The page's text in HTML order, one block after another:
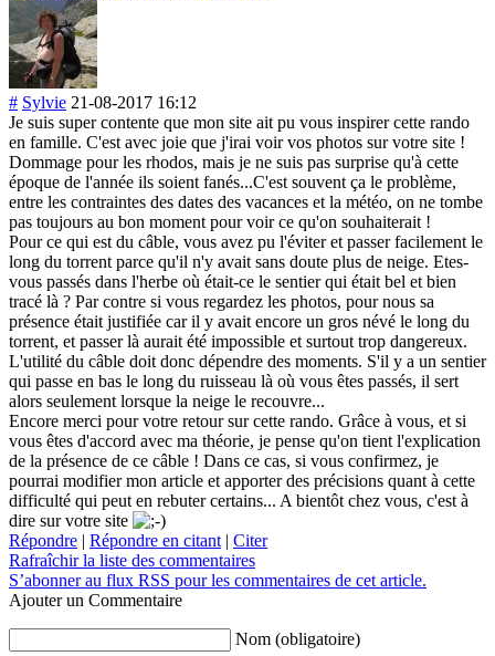
# Sylvie 21-08-2017 16:12
Je suis super contente que mon site ait pu vous inspirer cette rando
en famille. C'est avec joie que j'irai voir vos photos sur votre site !
Dommage pour les rhodos, mais je ne suis pas surprise qu'à cette
époque de l'année ils soient fanés...C'est souvent ça le problème,
entre les contraintes des dates des vacances et la météo, on ne tombe
pas toujours au bon moment pour voir ce qu'on souhaiterait !
Pour ce qui est du câble, vous avez pu l'éviter et passer facilement le
long du torrent parce qu'il n'y avait sans doute plus de neige. Etes-
vous passés dans l'herbe où était-ce le sentier qui était bel et bien
tracé là ? Par contre si vous regardez les photos, pour nous sa
présence était justifiée car il y avait encore un gros névé le long du
torrent, et passer là aurait été impossible et surtout trop dangereux.
L'utilité du câble doit donc dépendre des moments. S'il y a un sentier
qui passe en bas le long du ruisseau là où vous êtes passés, il sert
alors seulement lorsque la neige le recouvre...
Encore merci pour votre retour sur cette rando. Grâce à vous, et si
vous êtes d'accord avec ma théorie, je pense qu'on tient l'explication
de la présence de ce câble ! Dans ce cas, si vous confirmez, je
pourrai modifier mon article et apporter des précisions quant à cette
difficulté qui peut en rebuter certains... A bientôt chez vous, c'est à
dire sur votre site
Répondre | Répondre en citant | Citer
Rafraîchir la liste des commentaires
S’abonner au flux RSS pour les commentaires de cet article.
Ajouter un Commentaire
Nom (obligatoire)